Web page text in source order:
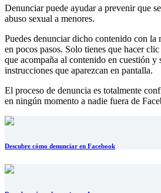
Denunciar puede ayudar a prevenir que
abuso sexual a menores.
Puedes denunciar dicho contenido con
en pocos pasos. Solo tienes que hacer
que acompaña al contenido en cuestión y
instrucciones que aparezcan en pantalla.
El proceso de denuncia es totalmente
en ningún momento a nadie fuera de
Descubre cómo denunciar en Facebook